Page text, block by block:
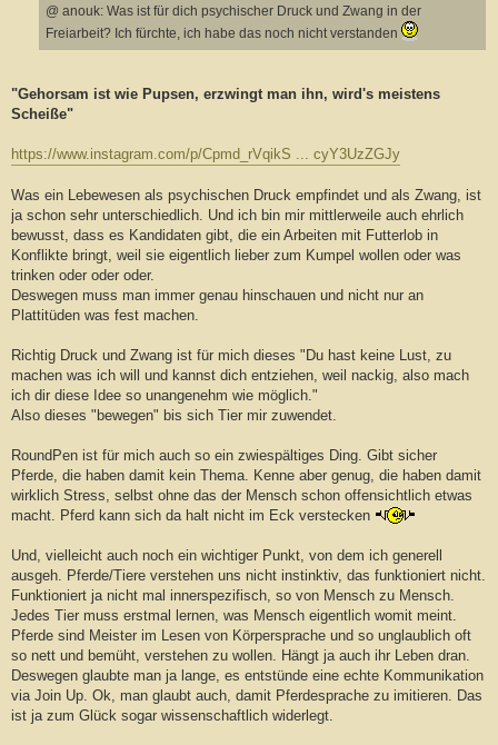
@ anouk: Was ist für dich psychischer Druck und Zwang in der
Freiarbeit? Ich fürchte, ich habe das noch nicht verstanden
"Gehorsam ist wie Pupsen, erzwingt man ihn, wird's meistens
Scheiße"
https://www.instagram.com/p/Cpmd_rVqikS ... cyY3UzZGJy
Was ein Lebewesen als psychischen Druck empfindet und als Zwang, ist
ja schon sehr unterschiedlich. Und ich bin mir mittlerweile auch ehrlich
bewusst, dass es Kandidaten gibt, die ein Arbeiten mit Futterlob in
Konflikte bringt, weil sie eigentlich lieber zum Kumpel wollen oder was
trinken oder oder oder.
Deswegen muss man immer genau hinschauen und nicht nur an
Plattitüden was fest machen.
Richtig Druck und Zwang ist für mich dieses "Du hast keine Lust, zu
machen was ich will und kannst dich entziehen, weil nackig, also mach
ich dir diese Idee so unangenehm wie möglich."
Also dieses "bewegen" bis sich Tier mir zuwendet.
RoundPen ist für mich auch so ein zwiespältiges Ding. Gibt sicher
Pferde, die haben damit kein Thema. Kenne aber genug, die haben damit
wirklich Stress, selbst ohne das der Mensch schon offensichtlich etwas
macht. Pferd kann sich da halt nicht im Eck verstecken
Und, vielleicht auch noch ein wichtiger Punkt, von dem ich generell
ausgeh. Pferde/Tiere verstehen uns nicht instinktiv, das funktioniert nicht.
Funktioniert ja nicht mal innerspezifisch, so von Mensch zu Mensch.
Jedes Tier muss erstmal lernen, was Mensch eigentlich womit meint.
Pferde sind Meister im Lesen von Körpersprache und so unglaublich oft
so nett und bemüht, verstehen zu wollen. Hängt ja auch ihr Leben dran.
Deswegen glaubte man ja lange, es entstünde eine echte Kommunikation
via Join Up. Ok, man glaubt auch, damit Pferdesprache zu imitieren. Das
ist ja zum Glück sogar wissenschaftlich widerlegt.